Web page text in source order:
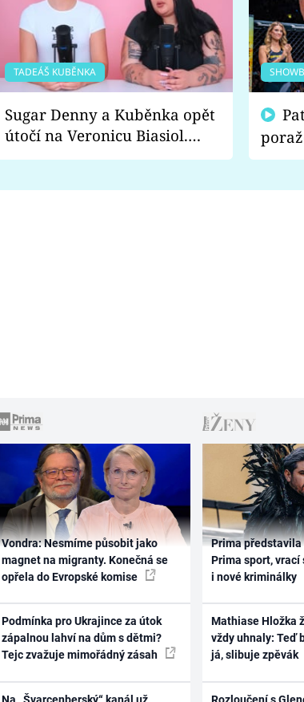
TADEÁŠ KUBĚNKA
Sugar Denny a Kuběnka opět
útočí na Veronicu Biasiol.
Proč je podle nich falešná a
Vondra: Nesmíme působit jako
magnet na migranty. Konečná se
opřela do Evropské komise
Podmínka pro Ukrajince za útok
zápalnou lahví na dům s dětmi?
Tejc zvažuje mimořádný zásah
Prima
Prima sport, vrací
i nové kriminálky
Mathiase Hložka
vždy uhnaly: Teď
já, slibuje zpěvák